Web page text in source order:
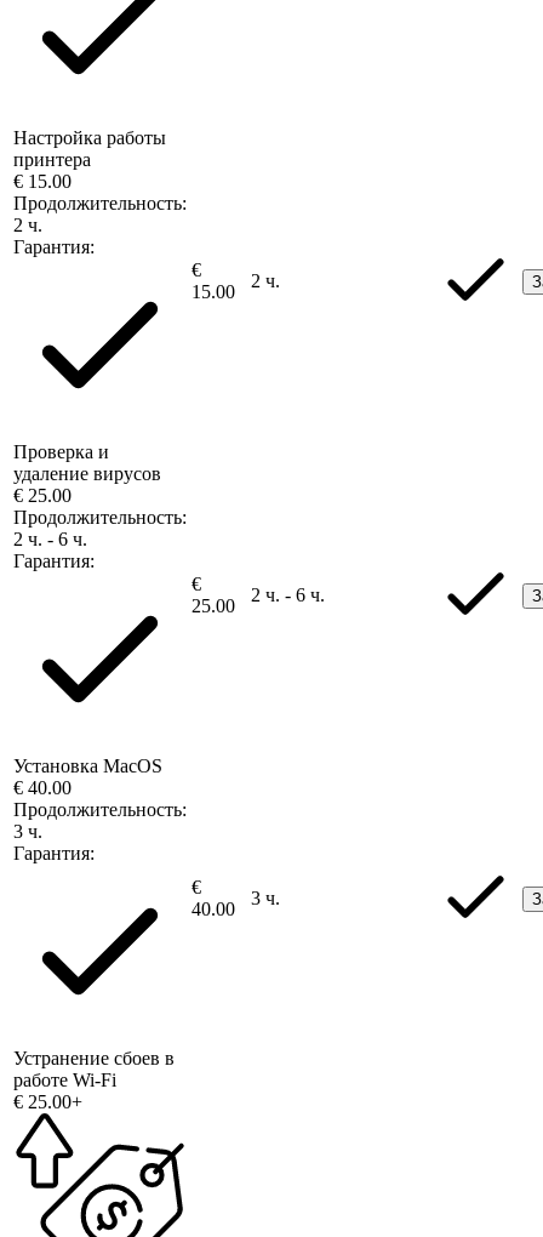
Настройка работы
принтера
€ 15.00
Продолжительность:
2 ч.
Гарантия:
€
15.00
2 ч.
Проверка и
удаление вирусов
€ 25.00
Продолжительность:
2 ч. - 6 ч.
Гарантия:
€
25.00
2 ч. - 6 ч.
Установка MacOS
€ 40.00
Продолжительность:
3 ч.
Гарантия:
€
40.00
3 ч.
Устранение сбоев в
работе Wi-Fi
€ 25.00+